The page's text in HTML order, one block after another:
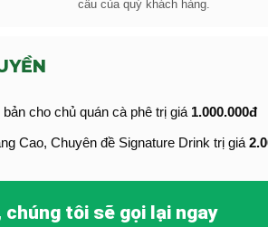
cầu của quý khách hàng.
cho chủ quán cà phê trị giá 1.000.000đ
Cao, Chuyên đề Signature Drink trị giá
tôi sẽ gọi lại ngay